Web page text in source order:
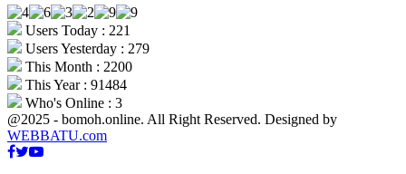
Users Today : 221
Users Yesterday : 279
This Month : 2200
This Year : 91484
Who's Online : 3
@2025 - bomoh.online. All Right Reserved. Designed by
WEBBATU.com
Facebook
Twitter
Youtube